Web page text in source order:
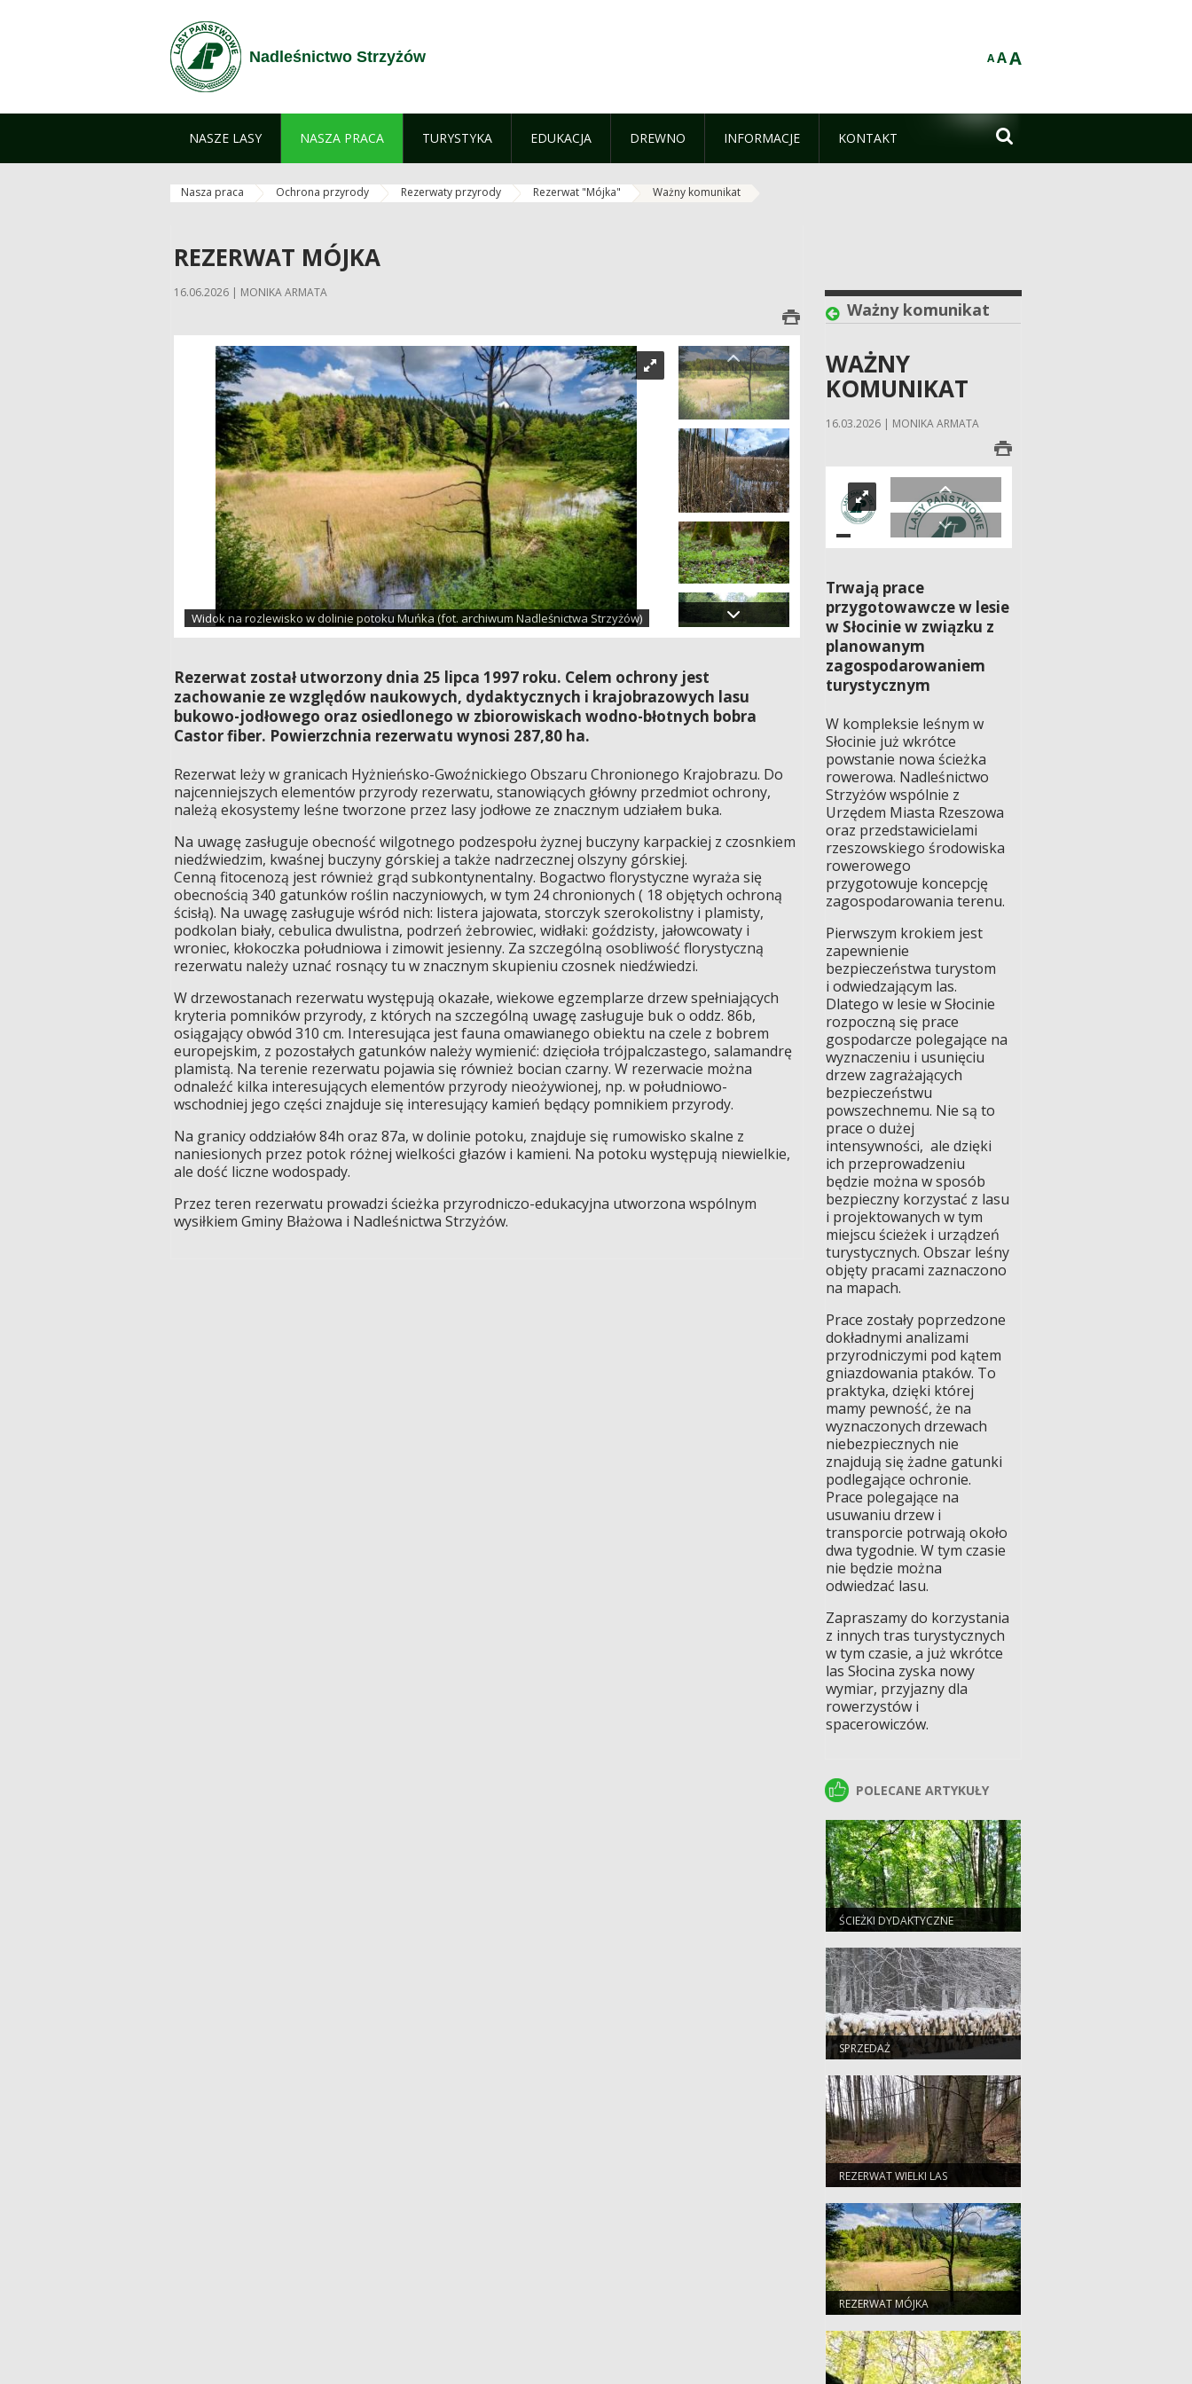
Nadleśnictwo Strzyżów AAA
NASZE LASY NASZA PRACA TURYSTYKA EDUKACJA DREWNO INFORMACJE KONTAKT 
Nasza praca Ochrona przyrody Rezerwaty przyrody Rezerwat "Mójka" Ważny komunikat
REZERWAT MÓJKA
16.06.2026 | MONIKA ARMATA
Widok na rozlewisko w dolinie potoku Muńka (fot. archiwum Nadleśnictwa Strzyżów)
Rezerwat został utworzony dnia 25 lipca 1997 roku. Celem ochrony jest
zachowanie ze względów naukowych, dydaktycznych i krajobrazowych lasu
bukowo-jodłowego oraz osiedlonego w zbiorowiskach wodno-błotnych bobra
Castor fiber. Powierzchnia rezerwatu wynosi 287,80 ha.
Rezerwat leży w granicach Hyżnieńsko-Gwoźnickiego Obszaru Chronionego Krajobrazu. Do
najcenniejszych elementów przyrody rezerwatu, stanowiących główny przedmiot ochrony,
należą ekosystemy leśne tworzone przez lasy jodłowe ze znacznym udziałem buka.
Na uwagę zasługuje obecność wilgotnego podzespołu żyznej buczyny karpackiej z czosnkiem
niedźwiedzim, kwaśnej buczyny górskiej a także nadrzecznej olszyny górskiej.
Cenną fitocenozą jest również grąd subkontynentalny. Bogactwo florystyczne wyraża się
obecnością 340 gatunków roślin naczyniowych, w tym 24 chronionych ( 18 objętych ochroną
ścisłą). Na uwagę zasługuje wśród nich: listera jajowata, storczyk szerokolistny i plamisty,
podkolan biały, cebulica dwulistna, podrzeń żebrowiec, widłaki: goździsty, jałowcowaty i
wroniec, kłokoczka południowa i zimowit jesienny. Za szczególną osobliwość florystyczną
rezerwatu należy uznać rosnący tu w znacznym skupieniu czosnek niedźwiedzi.
W drzewostanach rezerwatu występują okazałe, wiekowe egzemplarze drzew spełniających
kryteria pomników przyrody, z których na szczególną uwagę zasługuje buk o oddz. 86b,
osiągający obwód 310 cm. Interesująca jest fauna omawianego obiektu na czele z bobrem
europejskim, z pozostałych gatunków należy wymienić: dzięcioła trójpalczastego, salamandrę
plamistą. Na terenie rezerwatu pojawia się również bocian czarny. W rezerwacie można
odnaleźć kilka interesujących elementów przyrody nieożywionej, np. w południowo-
wschodniej jego części znajduje się interesujący kamień będący pomnikiem przyrody.
Na granicy oddziałów 84h oraz 87a, w dolinie potoku, znajduje się rumowisko skalne z
naniesionych przez potok różnej wielkości głazów i kamieni. Na potoku występują niewielkie,
ale dość liczne wodospady.
Przez teren rezerwatu prowadzi ścieżka przyrodniczo-edukacyjna utworzona wspólnym
wysiłkiem Gminy Błażowa i Nadleśnictwa Strzyżów.
Ważny komunikat
WAŻNY
KOMUNIKAT
16.03.2026 | MONIKA ARMATA
Trwają prace
przygotowawcze w lesie
w Słocinie w związku z
planowanym
zagospodarowaniem
turystycznym
W kompleksie leśnym w
Słocinie już wkrótce
powstanie nowa ścieżka
rowerowa. Nadleśnictwo
Strzyżów wspólnie z
Urzędem Miasta Rzeszowa
oraz przedstawicielami
rzeszowskiego środowiska
rowerowego
przygotowuje koncepcję
zagospodarowania terenu.
Pierwszym krokiem jest
zapewnienie
bezpieczeństwa turystom
i odwiedzającym las.
Dlatego w lesie w Słocinie
rozpoczną się prace
gospodarcze polegające na
wyznaczeniu i usunięciu
drzew zagrażających
bezpieczeństwu
powszechnemu. Nie są to
prace o dużej
intensywności, ale dzięki
ich przeprowadzeniu
będzie można w sposób
bezpieczny korzystać z lasu
i projektowanych w tym
miejscu ścieżek i urządzeń
turystycznych. Obszar leśny
objęty pracami zaznaczono
na mapach.
Prace zostały poprzedzone
dokładnymi analizami
przyrodniczymi pod kątem
gniazdowania ptaków. To
praktyka, dzięki której
mamy pewność, że na
wyznaczonych drzewach
niebezpiecznych nie
znajdują się żadne gatunki
podlegające ochronie.
Prace polegające na
usuwaniu drzew i
transporcie potrwają około
dwa tygodnie. W tym czasie
nie będzie można
odwiedzać lasu.
Zapraszamy do korzystania
z innych tras turystycznych
w tym czasie, a już wkrótce
las Słocina zyska nowy
wymiar, przyjazny dla
rowerzystów i
spacerowiczów.
POLECANE ARTYKUŁY
POLECANE ARTYKUŁY
ŚCIEŻKI DYDAKTYCZNE
SPRZEDAŻ
REZERWAT WIELKI LAS
REZERWAT MÓJKA